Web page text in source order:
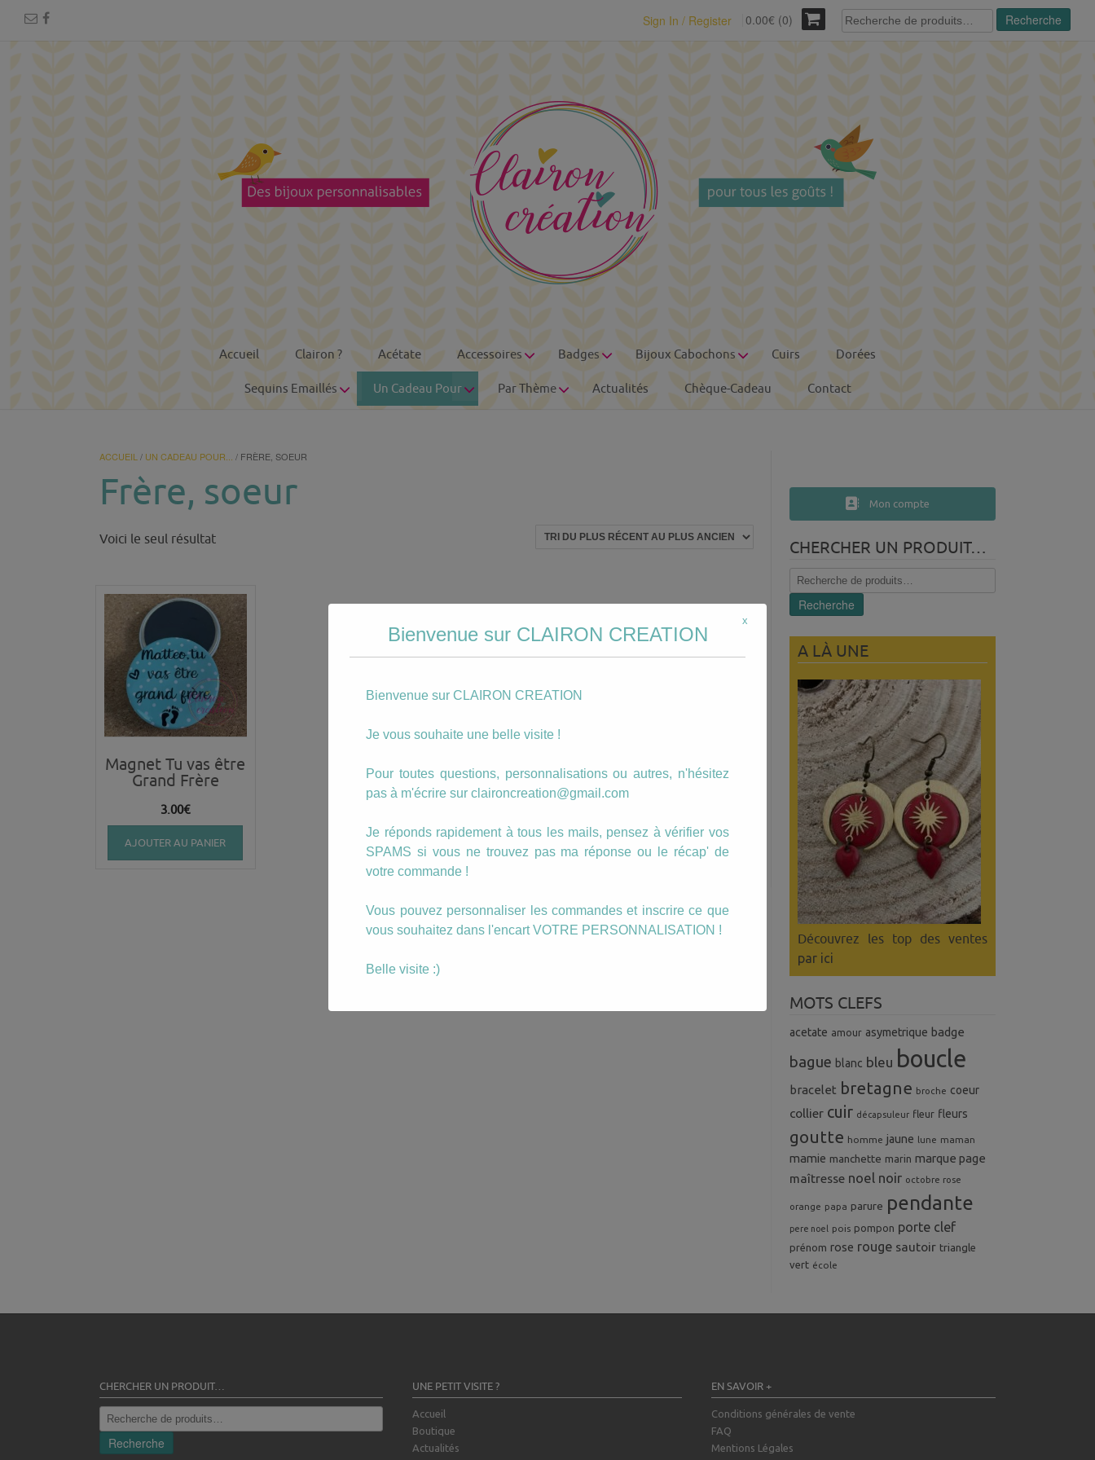
Sign In / Register 0.00€ (0)
Recherche
pour :
Recherche
Accueil Clairon ? Acétate Accessoires Badges Bijoux Cabochons Cuirs Dorées
Sequins Emaillés Un Cadeau Pour Par Thème Actualités Chèque-Cadeau Contact
ACCUEIL / UN CADEAU POUR... / FRÈRE, SOEUR
Frère, soeur
Voici le seul résultat
Magnet Tu vas être
Grand Frère
3.00€
AJOUTER AU PANIER
Mon compte
CHERCHER UN PRODUIT…
Recherche
pour :
Recherche
A LÀ UNE
Découvrez les top des ventes
par ici
MOTS CLEFS
acetate amour asymetrique badge
bague blanc bleu boucle
bracelet bretagne broche coeur
collier cuir décapsuleur fleur fleurs
goutte homme jaune lune maman
mamie manchette marin marque page
maîtresse noel noir octobre rose
orange papa parure pendante
pere noel pois pompon porte clef
prénom rose rouge sautoir triangle
vert école
CHERCHER UN PRODUIT…
Recherche
pour :
Recherche
UNE PETIT VISITE ?
Accueil
Boutique
Actualités
EN SAVOIR +
Conditions générales de vente
FAQ
Mentions Légales
Bienvenue sur CLAIRON CREATION
Bienvenue sur CLAIRON CREATION
Je vous souhaite une belle visite !
Pour toutes questions, personnalisations ou autres, n'hésitez
pas à m'écrire sur claironcreation@gmail.com
Je réponds rapidement à tous les mails, pensez à vérifier vos
SPAMS si vous ne trouvez pas ma réponse ou le récap' de
votre commande !
Vous pouvez personnaliser les commandes et inscrire ce que
vous souhaitez dans l'encart VOTRE PERSONNALISATION !
Belle visite :)
x